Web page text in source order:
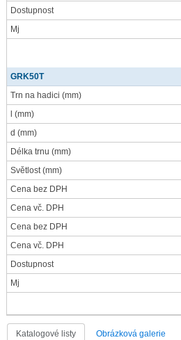
Dostupnost
Mj
GRK50T
Trn na hadici (mm)
(mm)
d (mm)
Délka trnu (mm)
Světlost(mm)
Cena bez DPH
Cena vč. DPH
Cena bez DPH
Cena vč. DPH
Dostupnost
Mj
Katalogové listy Obrázková galerie